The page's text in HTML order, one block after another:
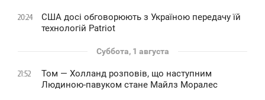
20:24
США досі обговорюють з Україною передачу їй
технологій Patriot
Суббота, 1 августа
21:52
Том — Холланд розповів, що наступним
Людиною-павуком стане Майлз Моралес